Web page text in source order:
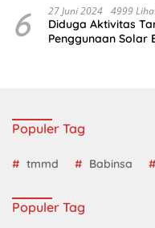
6 27 Juni 2024 4999
Diduga Aktivitas
Penggunaan Solar
Populer Tag
tmmd Babinsa
Populer Tag